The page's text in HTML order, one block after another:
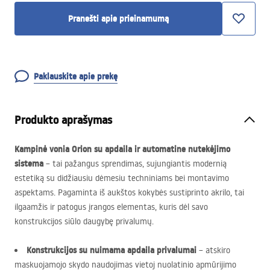
Pranešti apie prieinamumą
Paklauskite apie prekę
Produkto aprašymas
Kampinė vonia Orion su apdaila ir automatine nutekėjimo
sistema – tai pažangus sprendimas, sujungiantis modernią
estetiką su didžiausiu dėmesiu techniniams bei montavimo
aspektams. Pagaminta iš aukštos kokybės sustiprinto akrilo, tai
ilgaamžis ir patogus įrangos elementas, kuris dėl savo
konstrukcijos siūlo daugybę privalumų.
Konstrukcijos su nuimama apdaila privalumai – atskiro
maskuojamojo skydo naudojimas vietoj nuolatinio apmūrijimo